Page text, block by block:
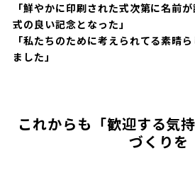
「鮮やかに印刷された式次第に名前
式の良い記念となった」
「私たちのために考えられてる素晴
ました」
これからも「歓迎する気
づくりを